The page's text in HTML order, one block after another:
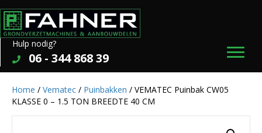
Hulp nodig?
06 - 344 868 39
Home / Vematec / Puinbakken / VEMATEC Puinbak CW05
KLASSE 0 – 1.5 TON BREEDTE 40 CM